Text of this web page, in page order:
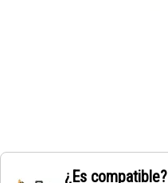
¿Es compatible?